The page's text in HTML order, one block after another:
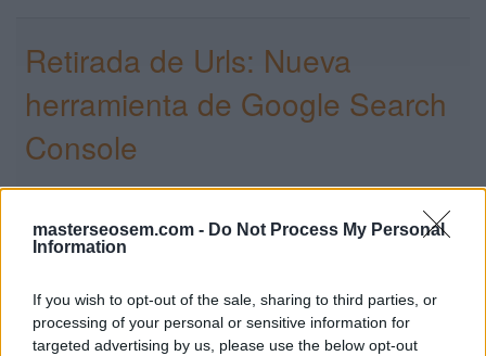
masterseosem.com - Do Not Process My Personal
Information
If you wish to opt-out of the sale, sharing to third parties, or
processing of your personal or sensitive information for
targeted advertising by us, please use the below opt-out
Retirada de Urls: Nueva
herramienta de Google Search
Console
Search Console cambia los
rendimiento